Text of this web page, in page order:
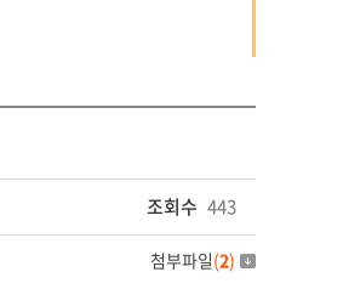
조회수 443
첨부파일(2)